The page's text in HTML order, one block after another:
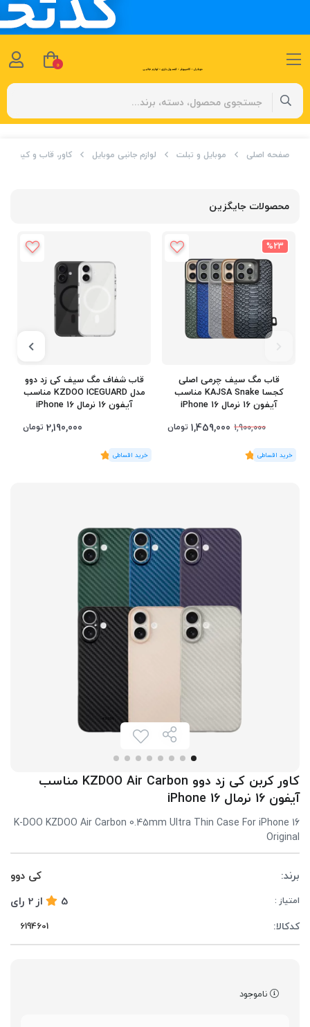
صفحه اصلی موبایل و تبلت لوازم جانبی موبایل کاور، قاب و کیف
محصولات جایگزین
%23
قاب مگ سیف چرمی اصلی
کجسا KAJSA Snake مناسب
آیفون 16 نرمال iPhone 16
1,900,000
1,459,000 تومان
(2 رای)
5
قاب شفاف مگ سیف کی‌ زد دوو
مدل KZDOO ICEGUARD مناسب
آیفون 16 نرمال iPhone 16
2,190,000 تومان
(2 رای)
5
کاور کربن کی زد دوو KZDOO Air Carbon مناسب
آیفون 16 نرمال iPhone 16
K-DOO KZDOO Air Carbon 0.45mm Ultra Thin Case For iPhone 16
Original
برند: کی دوو
امتیاز : 5 از2 رای
کدکالا:
ناموجود
0